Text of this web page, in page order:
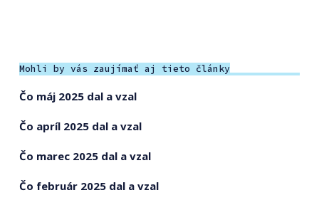
Mohli by vás zaujímať aj tieto články
Čo máj 2025 dal a vzal
Čo apríl 2025 dal a vzal
Čo marec 2025 dal a vzal
Čo február 2025 dal a vzal